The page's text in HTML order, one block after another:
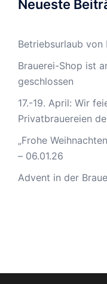
Neueste
Betriebsurlaub von
Brauerei-Shop ist
geschlossen
17.-19. April: Wir
Privatbrauereien
„Frohe
– 06.01.26
Advent in der